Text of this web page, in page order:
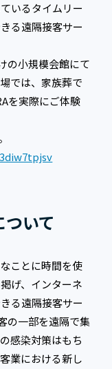
いるタイムリー
る遠隔接客サー
の小規模会館にて
では、家族葬で
を実際にご体験
いて
ことに時間を使
げ、インターネ
る遠隔接客サー
の一部を遠隔で集
感染対策はもち
業における新し